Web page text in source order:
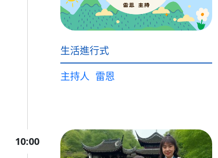
生活進行式
主持人 雷恩
10:00